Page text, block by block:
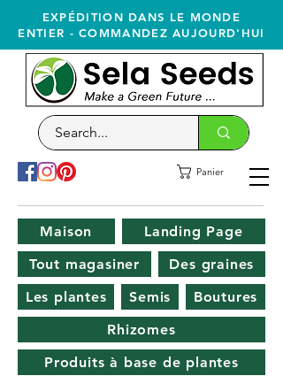
EXPÉDITION DANS LE MONDE
ENTIER - COMMANDEZ AUJOURD'HUI
Panier
Maison
Landing Page
Tout magasiner
Des graines
Les plantes
Semis
Boutures
Rhizomes
Produits à base de plantes